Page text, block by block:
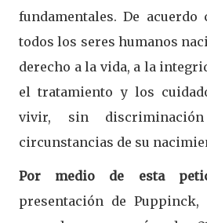
fundamentales. De
todos los seres humanos
derecho a la vida, a la
el tratamiento y los
vivir, sin
circunstancias de su
Por medio de esta
presentación de Puppinck,